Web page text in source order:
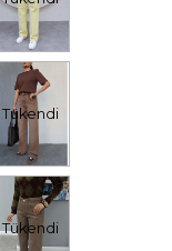
Tükendi
Tükendi